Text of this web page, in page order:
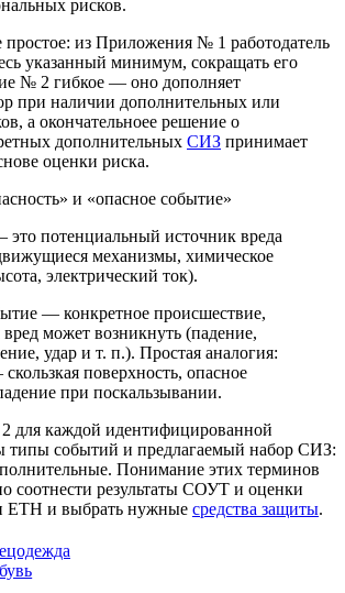
рисков.
из Приложения № 1 работодатель
указанный минимум, сокращать его
№ 2 гибкое — оно дополняет
при наличии дополнительных или
а окончательноее решение о
дополнительных СИЗ принимает
оценки риска.
и «опасное событие»
потенциальный источник вреда
механизмы, химическое
электрический ток).
— конкретное происшествие,
может возникнуть (падение,
удар и т. п.). Простая аналогия:
поверхность, опасное
при поскальзывании.
каждой идентифицированной
типы событий и предлагаемый набор СИЗ:
Понимание этих терминов
соотнести результаты СОУТ и оценки
ЕТН и выбрать нужные средства защиты.